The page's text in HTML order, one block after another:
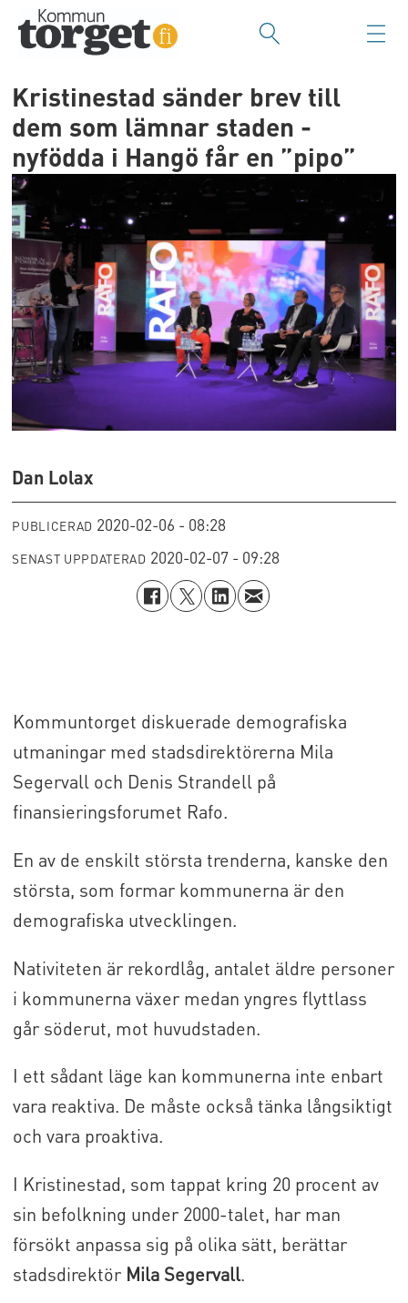
Kristinestad sänder brev till
dem som lämnar staden -
nyfödda i Hangö får en ”pipo”
Dan Lolax
PUBLICERAD 2020-02-06 - 08:28
SENAST UPPDATERAD 2020-02-07 - 09:28
Kommuntorget diskuerade demografiska
utmaningar med stadsdirektörerna Mila
Segervall och Denis Strandell på
finansieringsforumet Rafo.
En av de enskilt största trenderna, kanske den
största, som formar kommunerna är den
demografiska utvecklingen.
Nativiteten är rekordlåg, antalet äldre personer
i kommunerna växer medan yngres flyttlass
går söderut, mot huvudstaden.
I ett sådant läge kan kommunerna inte enbart
vara reaktiva. De måste också tänka långsiktigt
och vara proaktiva.
I Kristinestad, som tappat kring 20 procent av
sin befolkning under 2000-talet, har man
försökt anpassa sig på olika sätt, berättar
stadsdirektör Mila Segervall.